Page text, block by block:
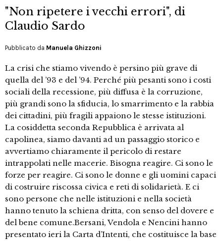
"Non ripetere i vecchi errori", di
Claudio Sardo
Pubblicato da Manuela Ghizzoni
La crisi che stiamo vivendo è persino più grave di
quella del ’93 e del ’94. Perché più pesanti sono i costi
sociali della recessione, più diffusa è la corruzione,
più grandi sono la sfiducia, lo smarrimento e la rabbia
dei cittadini, più fragili appaiono le stesse istituzioni.
La cosiddetta seconda Repubblica è arrivata al
capolinea, siamo davanti ad un passaggio storico e
avvertiamo chiaramente il pericolo di restare
intrappolati nelle macerie. Bisogna reagire. Ci sono le
forze per reagire. Ci sono le donne e gli uomini capaci
di costruire riscossa civica e reti di solidarietà. E ci
sono persone che nelle istituzioni e nella società
hanno tenuto la schiena dritta, con senso del dovere e
del bene comune.Bersani, Vendola e Nencini hanno
presentato ieri la Carta d’Intenti, che costituisce la base